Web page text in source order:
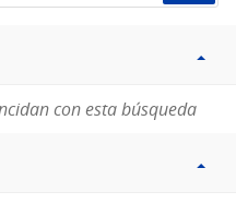
con esta búsqueda